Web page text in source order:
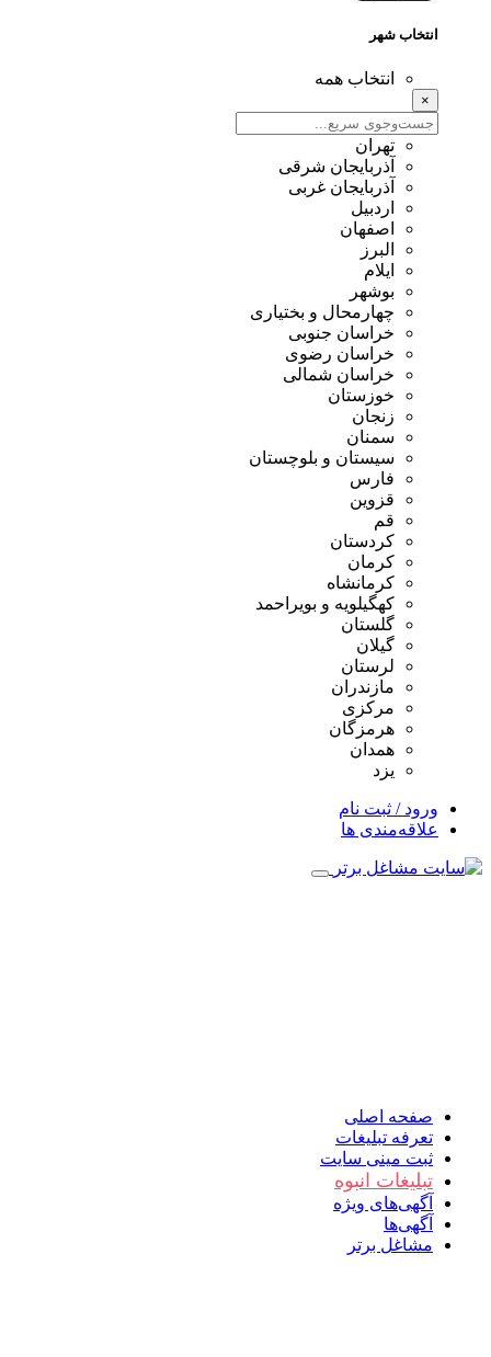
انتخاب شهر
انتخاب همه
تهران
آذربایجان شرقی
آذربایجان غربی
اردبیل
اصفهان
البرز
ایلام
بوشهر
چهارمحال و بختیاری
خراسان جنوبی
خراسان رضوی
خراسان شمالی
خوزستان
زنجان
سمنان
سیستان و بلوچستان
فارس
قزوین
قم
کردستان
کرمان
کرمانشاه
کهگیلویه و بویراحمد
گلستان
گیلان
لرستان
مازندران
مرکزی
هرمزگان
همدان
یزد
ورود / ثبت نام
علاقه‌مندی ها
صفحه اصلی
تعرفه تبلیغات
ثبت مینی سایت
تبلیغات انبوه
آگهی‌های ویژه
آگهی‌ها
مشاغل برتر